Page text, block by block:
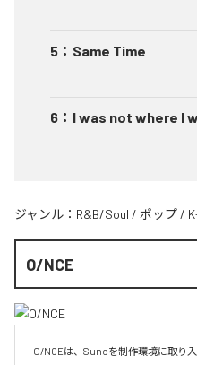
5 ： Same Time
6 ： I was not where I
ジャンル： R&B/Soul / ポップ /
O/NCE
O/NCEは、Sunoを制作環境に取り